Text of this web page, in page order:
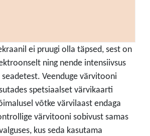
ei pruugi olla täpsed, sest on
ning nende intensiivsus
Veenduge värvitooni
spetsiaalset värvikaarti
võtke värvilaast endaga
värvitooni sobivust samas
kus seda kasutama